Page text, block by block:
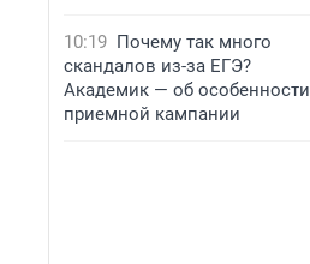
10:19 Почему так много
скандалов из-за ЕГЭ?
Академик — об особенности
приемной кампании